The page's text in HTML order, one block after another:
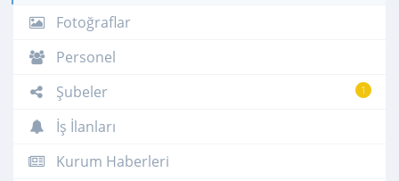
Fotoğraflar
Personel
1
Şubeler
İş İlanları
Kurum Haberleri